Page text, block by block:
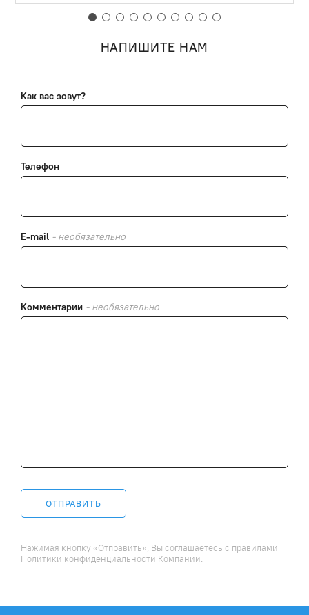
НАПИШИТЕ НАМ
Как вас зовут?
Телефон
E-mail - необязательно
Комментарии - необязательно
ОТПРАВИТЬ
Нажимая кнопку «Отправить», Вы соглашаетесь c правилами
Политики конфиденциальности Компании.